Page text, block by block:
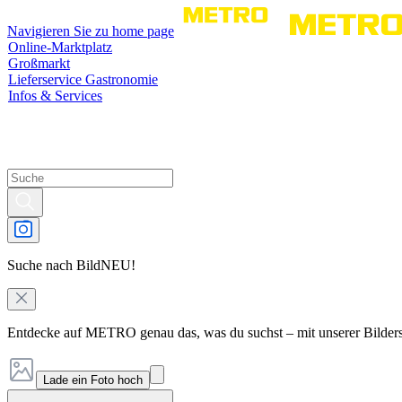
Navigieren Sie zu home page
Online-Marktplatz
Großmarkt
Lieferservice Gastronomie
Infos & Services
Suche nach BildNEU!
Entdecke auf METRO genau das, was du suchst – mit unserer
Lade ein Foto hoch